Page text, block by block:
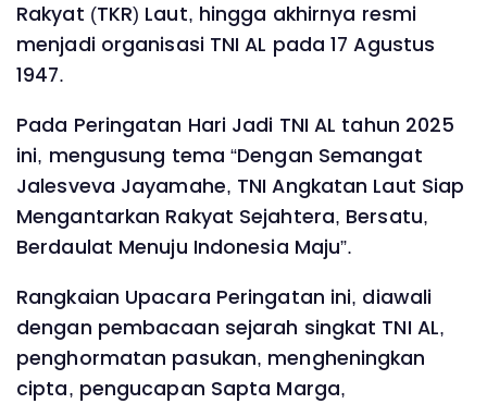
Rakyat (TKR) Laut, hingga akhirnya resmi
menjadi organisasi TNI AL pada 17 Agustus
1947.
Pada Peringatan Hari Jadi TNI AL tahun 2025
ini, mengusung tema “Dengan Semangat
Jalesveva Jayamahe, TNI Angkatan Laut Siap
Mengantarkan Rakyat Sejahtera, Bersatu,
Berdaulat Menuju Indonesia Maju”.
Rangkaian Upacara Peringatan ini, diawali
dengan pembacaan sejarah singkat TNI AL,
penghormatan pasukan, mengheningkan
cipta, pengucapan Sapta Marga,